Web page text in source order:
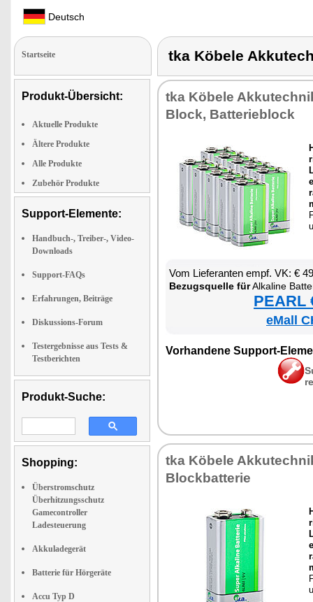
Deutsch
Startseite
Produkt-Übersicht:
Aktuelle Produkte
Ältere Produkte
Alle Produkte
Zubehör Produkte
Support-Elemente:
Handbuch-, Treiber-, Video-
Downloads
Support-FAQs
Erfahrungen, Beiträge
Diskussions-Forum
Testergebnisse aus Tests &
Testberichten
Produkt-Suche:
Shopping:
Überstromschutz
Überhitzungsschutz
Gamecontroller
Ladesteuerung
Akkuladegerät
Batterie für Hörgeräte
Accu Typ D
tka Köbele
tka Kö­be­le
Block, Bat­te­rieblock
Vom Lie­fe­ran­ten empf. VK: €
Be­zugs­quel­le fürAl­ka­li­ne
PEARL
eMall
Vor­han­de­ne Sup­port-
tka Kö­be­le
Block­bat­te­rie